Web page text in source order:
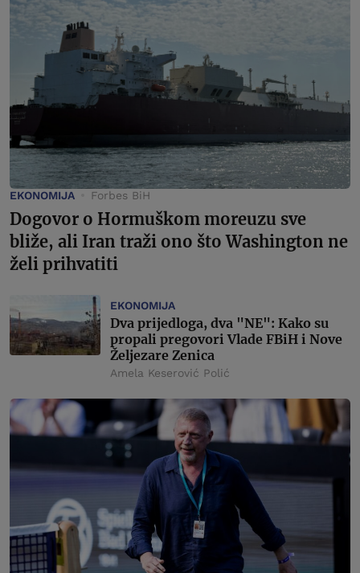
EKONOMIJA Forbes BiH
Dogovor o Hormuškom moreuzu sve
bliže, ali Iran traži ono što Washington ne
želi prihvatiti
EKONOMIJA
Dva prijedloga, dva "NE": Kako su
propali pregovori Vlade FBiH i Nove
Željezare Zenica
Amela Keserović Polić